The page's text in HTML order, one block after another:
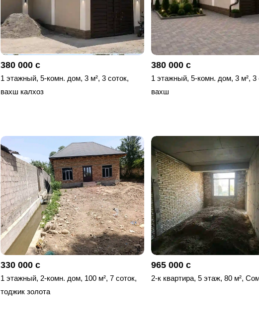
380 000 с
1 этажный, 5-комн. дом, 3 м², 3 соток,
вахш калхоз
380 000 с
1 этажный, 5-комн. дом, 3 м², 3
вахш
330 000 с
1 этажный, 2-комн. дом, 100 м², 7 соток,
тоджик золота
965 000 с
2-к квартира, 5 этаж, 80 м²,